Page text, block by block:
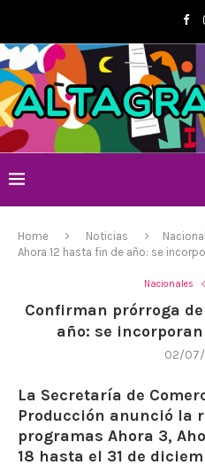
Home Noticias
Ahora 12 hasta fin de año: se
Nacionales
Confirman prórroga
año: se
02/07/
La Secretaría de
Producción anunció la
programas Ahora 3,
18 hasta el 31 de